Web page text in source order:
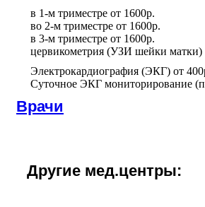
в 1-м триместре от 1600р.
во 2-м триместре от 1600р.
в 3-м триместре от 1600р.
цервикометрия (УЗИ шейки матки)
Электрокардиография (ЭКГ) от
Суточное ЭКГ мониторирование
Врачи
Другие мед.центры: